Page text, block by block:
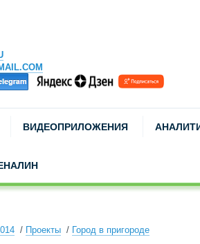
ВИДЕОПРИЛОЖЕНИЯ
Проекты Город в пригороде